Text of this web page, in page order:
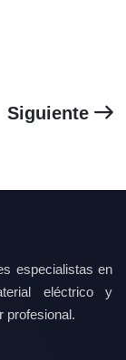
Siguiente
especialistas en
eléctrico y
profesional.